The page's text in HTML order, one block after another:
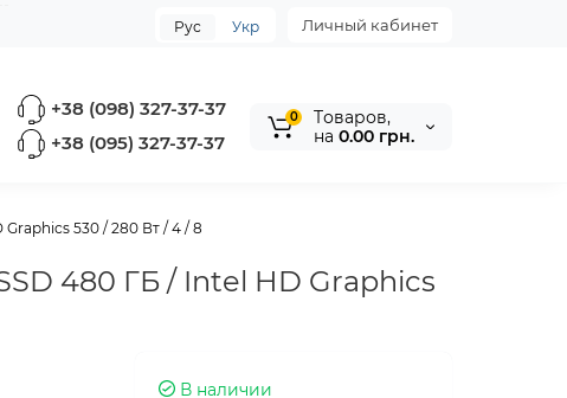
Личный кабинет
Рус Укр
+38 (098) 327-37-37
+38 (095) 327-37-37
0
Tоваров,
на 0.00 грн.
530 / 280 Вт / 4 / 8
480 ГБ / Intel HD Graphics
В наличии